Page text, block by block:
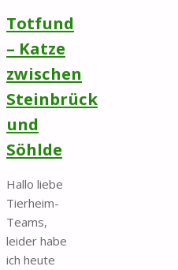
Totfund
– Katze
zwischen
Steinbrück
und
Söhlde
Hallo liebe
Tierheim-
Teams,
leider habe
ich heute